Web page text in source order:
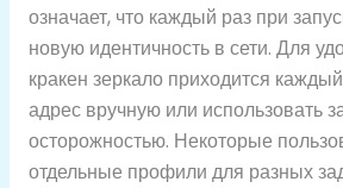
означает, что каждый раз при
новую идентичность в сети. Для
кракен зеркало приходится
адрес вручную или использовать
осторожностью. Некоторые
отдельные профили для разных